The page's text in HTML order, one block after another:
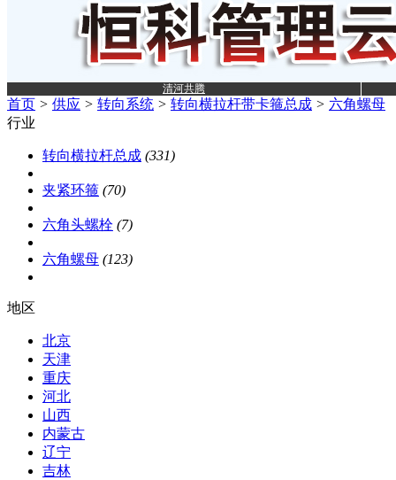
清河共腾
首页 > 供应 > 转向系统 > 转向横拉杆带卡箍总成 > 六角螺母
行业
转向横拉杆总成 (331)
夹紧环箍 (70)
六角头螺栓 (7)
六角螺母 (123)
地区
北京
天津
重庆
河北
山西
内蒙古
辽宁
吉林